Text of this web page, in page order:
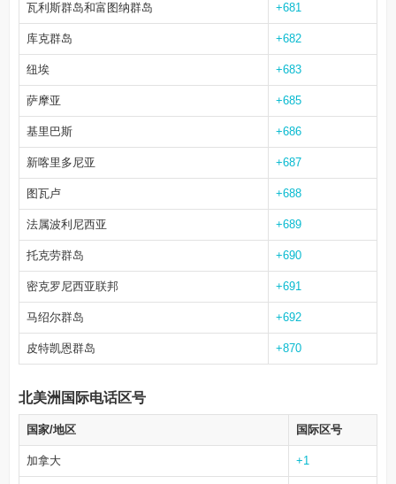
瓦利斯群岛和富图纳群岛 +681
库克群岛 +682
纽埃 +683
萨摩亚 +685
基里巴斯 +686
新喀里多尼亚 +687
图瓦卢 +688
法属波利尼西亚 +689
托克劳群岛 +690
密克罗尼西亚联邦 +691
马绍尔群岛 +692
皮特凯恩群岛 +870
北美洲国际电话区号
国家/地区 国际区号
加拿大 +1